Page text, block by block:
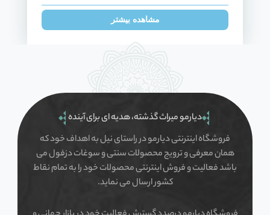
مشاهده بیشتر
دیارمو میراث گذشته، هدیه ای برای آینده
فروشگاه اینترنتی دیارمو در راستای نیل به اهداف خود که
همان معرفی و ترویج محصولات سنتی و سوغات دزفول می
باشد فعالیت و فروش اینترنتی محصولات خود را به تمام نقاط
کشور ارسال می نماید.